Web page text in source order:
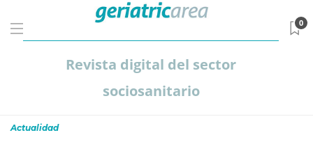
Revista digital del sector
sociosanitario
0
Actualidad